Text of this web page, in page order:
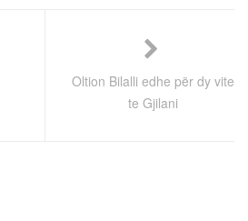
Oltion Bilalli edhe për dy vite
te Gjilani